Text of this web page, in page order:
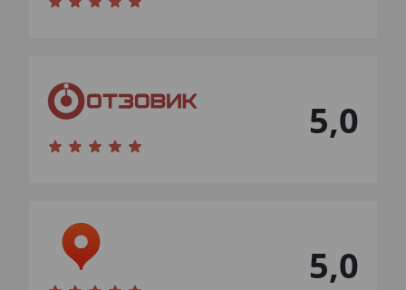
5,0
5,0